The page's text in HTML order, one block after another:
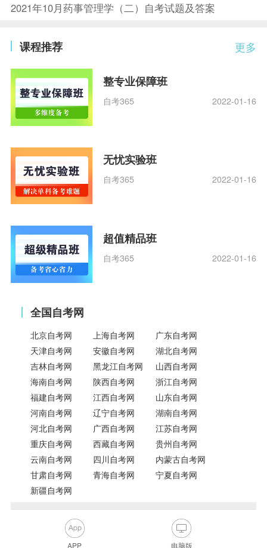
2021年10月药事管理学（二）自考试题及答案
更多
课程推荐
整专业保障班
自考365 2022-01-16
无忧实验班
自考365 2022-01-16
超值精品班
自考365 2022-01-16
全国自考网
北京自考网 上海自考网
广东自考网
天津自考网
安徽自考网
湖北自考网
吉林自考网
黑龙江自考网
山西自考网
海南自考网
陕西自考网
浙江自考网
福建自考网
江西自考网
山东自考网
河南自考网
辽宁自考网
湖南自考网
河北自考网
广西自考网
江苏自考网
重庆自考网
西藏自考网
贵州自考网
云南自考网
四川自考网
内蒙古自考网
甘肃自考网
青海自考网
宁夏自考网
新疆自考网
APP 电脑版